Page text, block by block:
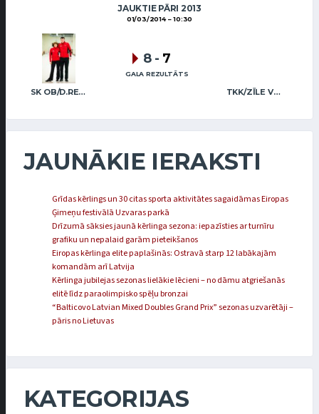
JAUKTIE PĀRI 2013
01/03/2014 10:30
SK OB/D.REGŽA A.REGŽA TKK/ZĪLE VAIVODS
8 - 7
GALA REZULTĀTS
JAUNĀKIE IERAKSTI
Grīdas kērlings un 30 citas sporta aktivitātes sagaidāmas Eiropas
Ģimeņu festivālā Uzvaras parkā
Drīzumā sāksies jaunā kērlinga sezona: iepazīsties ar turnīru
grafiku un nepalaid garām pieteikšanos
Eiropas kērlinga elite paplašinās: Ostravā starp 12 labākajām
komandām arī Latvija
Kērlinga jubilejas sezonas lielākie lēcieni – no dāmu atgriešanās
elitē līdz paraolimpisko spēļu bronzai
“Balticovo Latvian Mixed Doubles Grand Prix” sezonas uzvarētāji –
pāris no Lietuvas
KATEGORIJAS